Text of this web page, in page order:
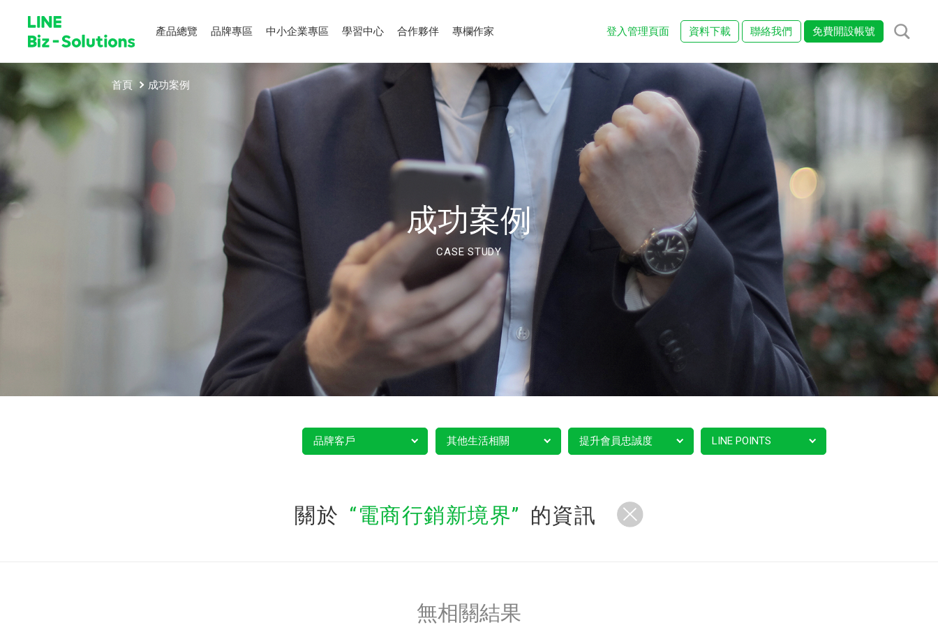
產品總覽 品牌專區 中小企業專區 學習中心 合作夥伴 專欄作家 登入管理頁面 資料下載 聯絡我們 免費開設帳號
首頁 成功案例
成功案例
CASE STUDY
品牌客戶 其他生活相關 提升會員忠誠度 LINE POINTS
關於 電商行銷新境界 的資訊
無相關結果